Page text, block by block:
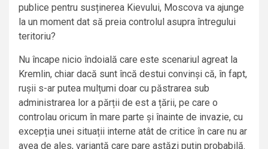
publice pentru susținerea Kievului, Moscova va ajunge
la un moment dat să preia controlul asupra întregului
teritoriu?
Nu încape nicio îndoială care este scenariul agreat la
Kremlin, chiar dacă sunt încă destui convinși că, în fapt,
rușii s-ar putea mulțumi doar cu păstrarea sub
administrarea lor a părții de est a țării, pe care o
controlau oricum în mare parte și înainte de invazie, cu
excepția unei situații interne atât de critice în care nu ar
avea de ales, variantă care pare astăzi puțin probabilă.